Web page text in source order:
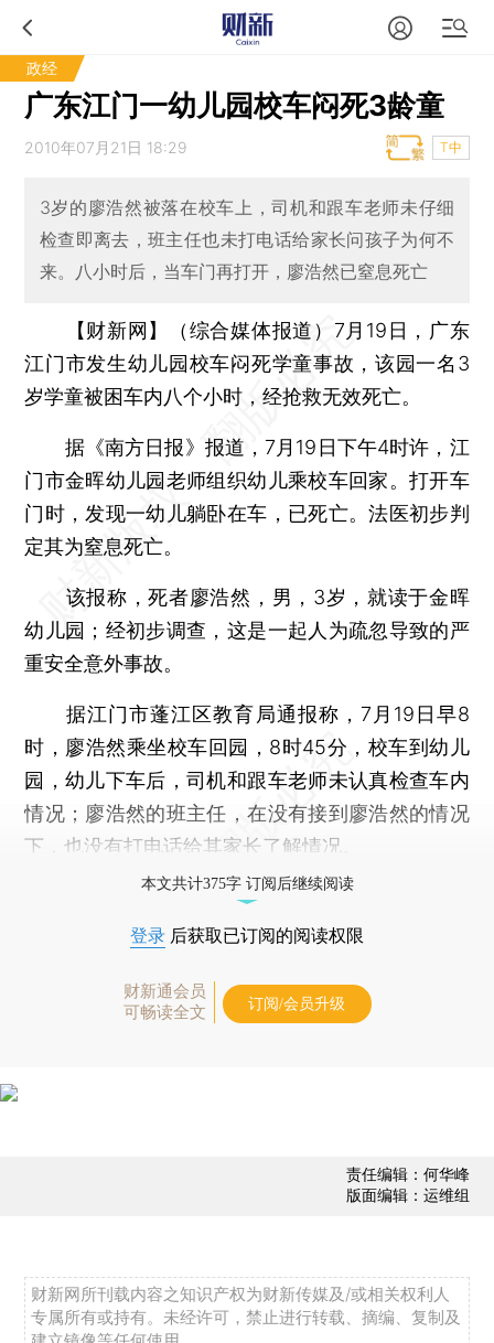
政经
广东江门一幼儿园校车闷死3龄童
2010年07月21日 18:29 T中
3岁的廖浩然被落在校车上，司机和跟车老师未仔细
检查即离去，班主任也未打电话给家长问孩子为何不
来。八小时后，当车门再打开，廖浩然已窒息死亡
【财新网】（综合媒体报道） 7月19日，广东
江门市发生幼儿园校车闷死学童事故，该园一名3
岁学童被困车内八个小时，经抢救无效死亡。
据《南方日报》报道，7月19日下午4时许，江
门市金晖幼儿园老师组织幼儿乘校车回家。打开车
门时，发现一幼儿躺卧在车，已死亡。法医初步判
定其为窒息死亡。
该报称，死者廖浩然，男，3岁，就读于金晖
幼儿园；经初步调查，这是一起人为疏忽导致的严
重安全意外事故。
据江门市蓬江区教育局通报称，7月19日早8
时，廖浩然乘坐校车回园，8时45分，校车到幼儿
园，幼儿下车后，司机和跟车老师未认真检查车内
情况；廖浩然的班主任，在没有接到廖浩然的情况
下，也没有打电话给其家长了解情况。
本文共计375字 订阅后继续阅读
登录 后获取已订阅的阅读权限
财新通会员
可畅读全文
订阅/会员升级
责任编辑：何华峰
版面编辑：运维组
财新网所刊载内容之知识产权为财新传媒及/或相关权利人
专属所有或持有。未经许可，禁止进行转载、摘编、复制及